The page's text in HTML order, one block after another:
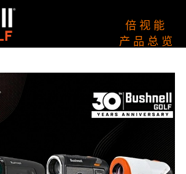
倍 视 能
产 品 总 览